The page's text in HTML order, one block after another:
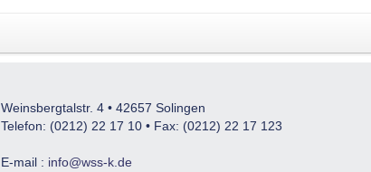
Weinsbergtalstr. 4 • 42657 Solingen
Telefon: (0212) 22 17 10 • Fax: (0212) 22 17 123
E-mail : info@wss-k.de